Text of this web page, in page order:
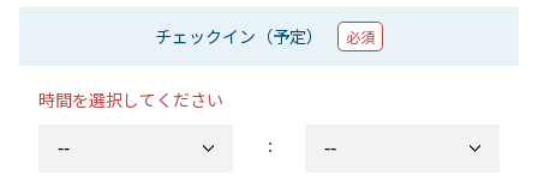
チェックイン（予定） 必須
時間を選択してください
：